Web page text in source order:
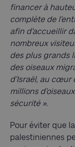
financer à
complète de
afin d’accueillir
nombreux
des plus grands
des oiseaux
d’Israël, au cœur
millions
sécurité ».
Pour éviter que
palestiniennes